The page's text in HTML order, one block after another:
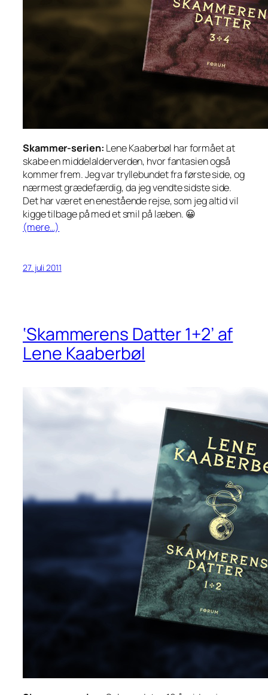
Skammer-serien: Lene Kaaberbøl har formået at
skabe en middelalderverden, hvor fantasien også
kommer frem. Jeg var tryllebundet fra første side, og
nærmest grædefærdig, da jeg vendte sidste side.
Det har været en enestående rejse, som jeg altid vil
kigge tilbage på med et smil på læben. 😀
(mere…)
27. juli 2011
‘Skammerens Datter 1+2’ af
Lene Kaaberbøl